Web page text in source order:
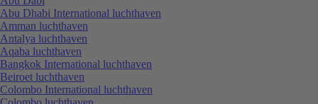
Abu Dhabi International luchthaven
Amman luchthaven
Antalya luchthaven
Aqaba luchthaven
Bangkok International luchthaven
Beiroet luchthaven
Colombo International luchthaven